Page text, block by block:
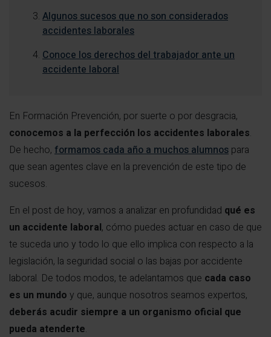
Algunos sucesos que no son considerados
accidentes laborales
Conoce los derechos del trabajador ante un
accidente laboral
En Formación Prevención, por suerte o por desgracia,
conocemos a la perfección los accidentes laborales.
De hecho, formamos cada año a muchos alumnos para
que sean agentes clave en la prevención de este tipo de
sucesos.
En el post de hoy, vamos a analizar en profundidad qué es
un accidente laboral, cómo puedes actuar en caso de que
te suceda uno y todo lo que ello implica con respecto a la
legislación, la seguridad social o las bajas por accidente
laboral. De todos modos, te adelantamos que cada caso
es un mundo y que, aunque nosotros seamos expertos,
deberás acudir siempre a un organismo oficial que
pueda atenderte.